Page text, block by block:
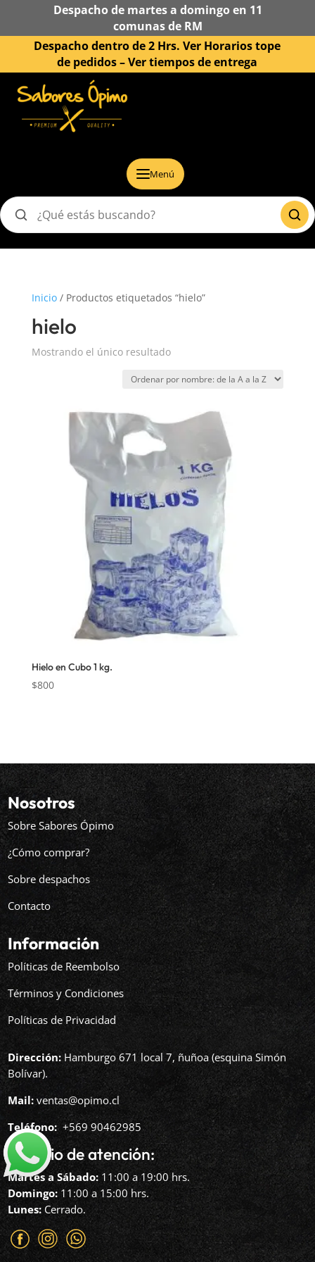
Despacho de martes a domingo en 11
comunas de RM
Despacho dentro de 2 Hrs. Ver Horarios tope
de pedidos –Ver tiempos de entrega
Menú
Buscar
Inicio/ Productos etiquetados “hielo”
hielo
Mostrando el único resultado
Hielo en Cubo 1 kg.
$800
Nosotros
Sobre Sabores Ópimo
¿Cómo comprar?
Sobre despachos
Contacto
Información
Políticas de Reembolso
Términos y Condiciones
Políticas de Privacidad
Dirección: Hamburgo 671 local 7, ñuñoa (esquina Simón
Bolívar).
Mail: ventas@opimo.cl
Teléfono: ‪+569 90462985‬
Horario de atención:
Martes a Sábado: 11:00 a 19:00 hrs.
Domingo: 11:00 a 15:00 hrs.
Lunes: Cerrado.